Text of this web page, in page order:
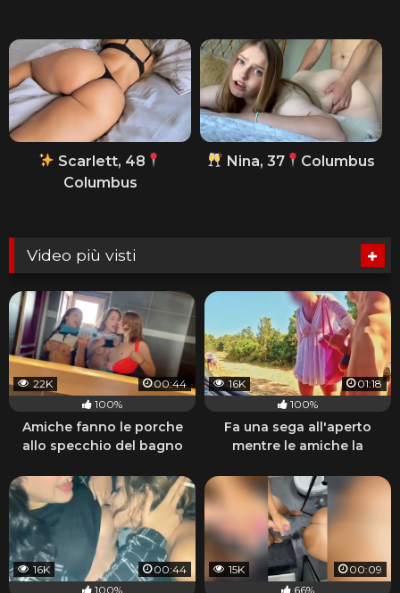
Scarlett, 48
Columbus
Nina, 37 Columbus
Video più visti
22K
00:44
100%
Amiche fanno le porche
allo specchio del bagno
16K
01:18
100%
Fa una sega all'aperto
mentre le amiche la
16K
00:44
100%
15K
00:09
66%